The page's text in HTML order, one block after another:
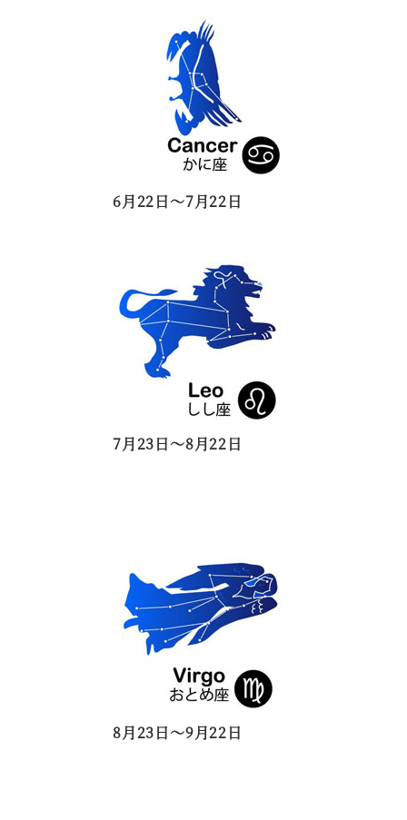
6月22日～7月22日
7月23日～8月22日
8月23日～9月22日